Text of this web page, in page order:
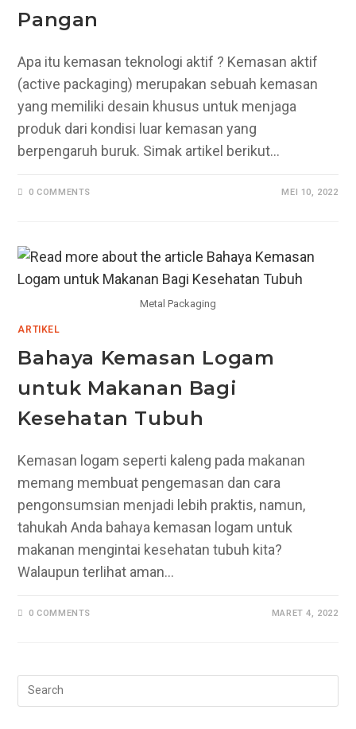
Pangan
Apa itu kemasan teknologi aktif ? Kemasan aktif
(active packaging) merupakan sebuah kemasan
yang memiliki desain khusus untuk menjaga
produk dari kondisi luar kemasan yang
berpengaruh buruk. Simak artikel berikut…
0 COMMENTS MEI 10, 2022
Metal Packaging
ARTIKEL
Bahaya Kemasan Logam
untuk Makanan Bagi
Kesehatan Tubuh
Kemasan logam seperti kaleng pada makanan
memang membuat pengemasan dan cara
pengonsumsian menjadi lebih praktis, namun,
tahukah Anda bahaya kemasan logam untuk
makanan mengintai kesehatan tubuh kita?
Walaupun terlihat aman…
0 COMMENTS MARET 4, 2022